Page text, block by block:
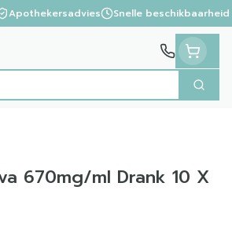
Apothekersadvies Snelle beschikbaarheid
Zoek
670mg/ml Drank 10 X